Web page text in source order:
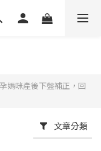
媽咪產後下盤補正，回
文章分類